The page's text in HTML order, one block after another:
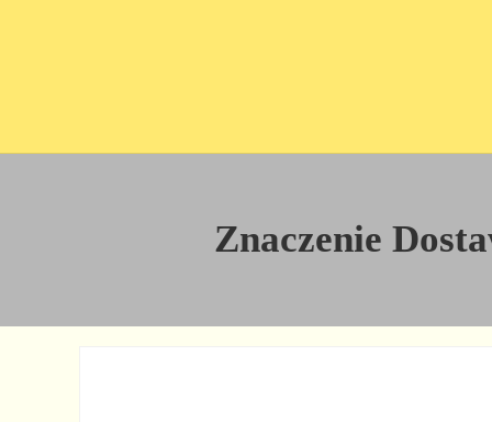
Znaczenie